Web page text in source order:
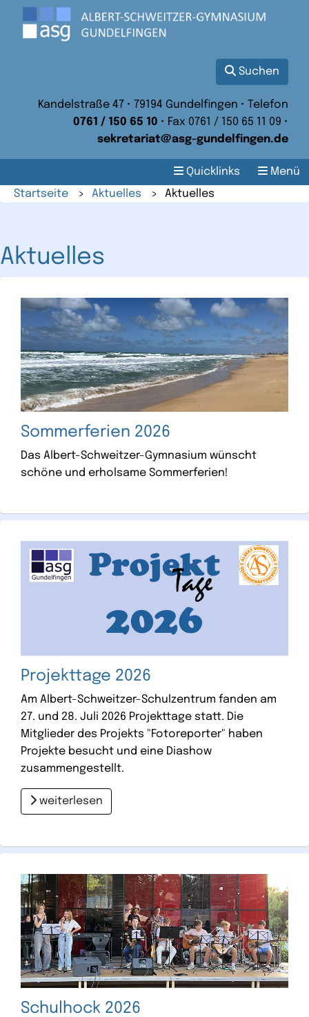
Suchen
Kandelstraße 47 • 79194 Gundelfingen • Telefon
0761 / 150 65 10 • Fax 0761 / 150 65 11 09 •
sekretariat@asg-gundelfingen.de
Menü
Quicklinks
Startseite
> Aktuelles > Aktuelles
Aktuelles
Sommerferien 2026
Das Albert-Schweitzer-Gymnasium wünscht
schöne und erholsame Sommerferien!
Projekttage 2026
Am Albert-Schweitzer-Schulzentrum fanden am
27. und 28. Juli 2026 Projekttage statt. Die
Mitglieder des Projekts "Fotoreporter" haben
Projekte besucht und eine Diashow
zusammengestellt.
weiterlesen
Schulhock 2026